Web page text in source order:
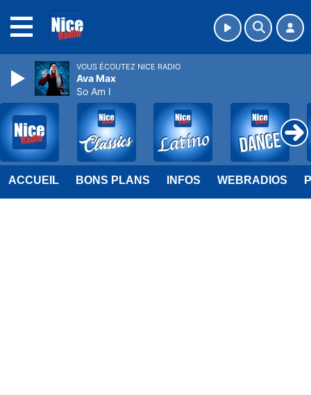
ACCUEIL BONS PLANS INFOS WEBRADIOS
VOUS ÉCOUTEZ NICE RADIO
Ava Max
So Am I